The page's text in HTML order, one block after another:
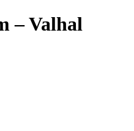
– Valhal